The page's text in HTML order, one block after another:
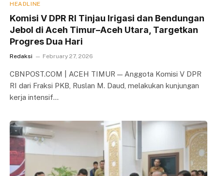
HEADLINE
Komisi V DPR RI Tinjau Irigasi dan Bendungan
Jebol di Aceh Timur–Aceh Utara, Targetkan
Progres Dua Hari
Redaksi February 27, 2026
CBNPOST.COM | ACEH TIMUR — Anggota Komisi V DPR
RI dari Fraksi PKB, Ruslan M. Daud, melakukan kunjungan
kerja intensif…